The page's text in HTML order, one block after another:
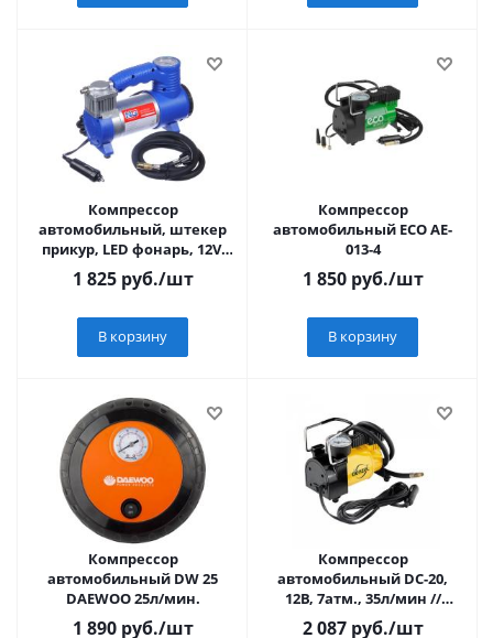
Компрессор
автомобильный, штекер
прикур, LED фонарь, 12V,
150W, 35 л/мин, металл
NEW GALAXY
1 825руб./шт
В корзину
Компрессор
автомобильный ECO AE-
013-4
1 850руб./шт
В корзину
Компрессор
автомобильный DW 25
DAEWOO 25л/мин.
1 890руб./шт
Компрессор
автомобильный DC-20,
12В, 7атм., 35л/мин //
Denzel
2 087руб./шт